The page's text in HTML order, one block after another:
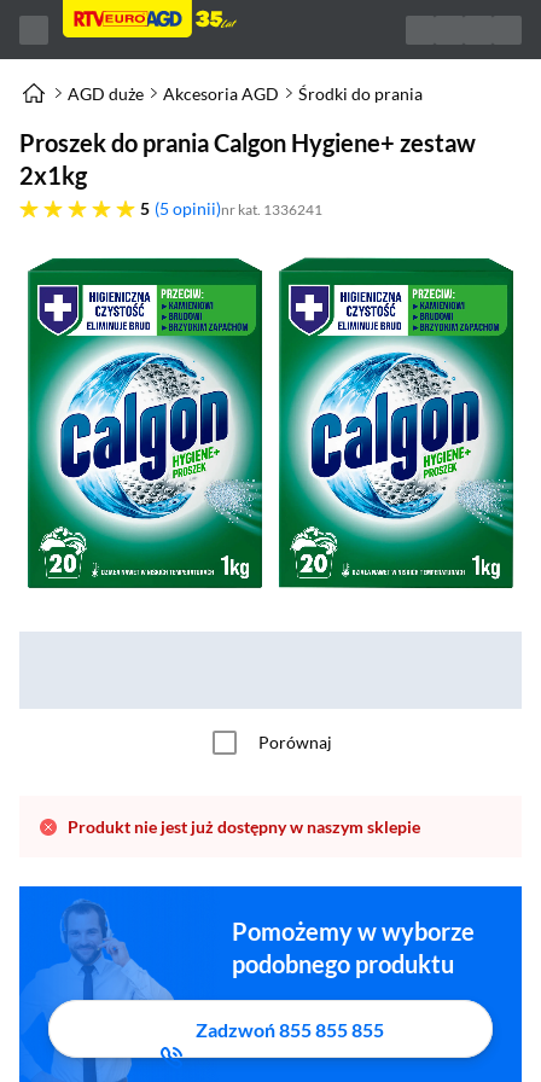
AGD duże Akcesoria AGD Środki do prania
Proszek do prania Calgon Hygiene+ zestaw
2x1kg
5
pięć gwiazdek 5 opinii nr kat. 1336241
Porównaj
Produkt nie jest już dostępny w naszym sklepie
Pomożemy w wyborze
podobnego produktu
Zadzwoń 855 855 855